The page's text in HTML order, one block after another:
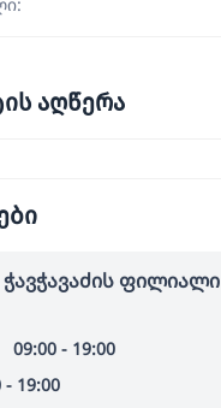
აღწერა
ჭავჭავაძის ფილიალი
09:00 - 19:00
- 19:00